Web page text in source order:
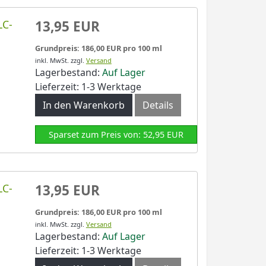
13,95 EUR
Grundpreis: 186,00 EUR pro 100 ml
inkl. MwSt. zzgl. Versand
Lagerbestand: Auf Lager
Lieferzeit: 1-3 Werktage
In den Warenkorb
Details
Sparset zum Preis von: 52,95 EUR
13,95 EUR
Grundpreis: 186,00 EUR pro 100 ml
inkl. MwSt. zzgl. Versand
Lagerbestand: Auf Lager
Lieferzeit: 1-3 Werktage